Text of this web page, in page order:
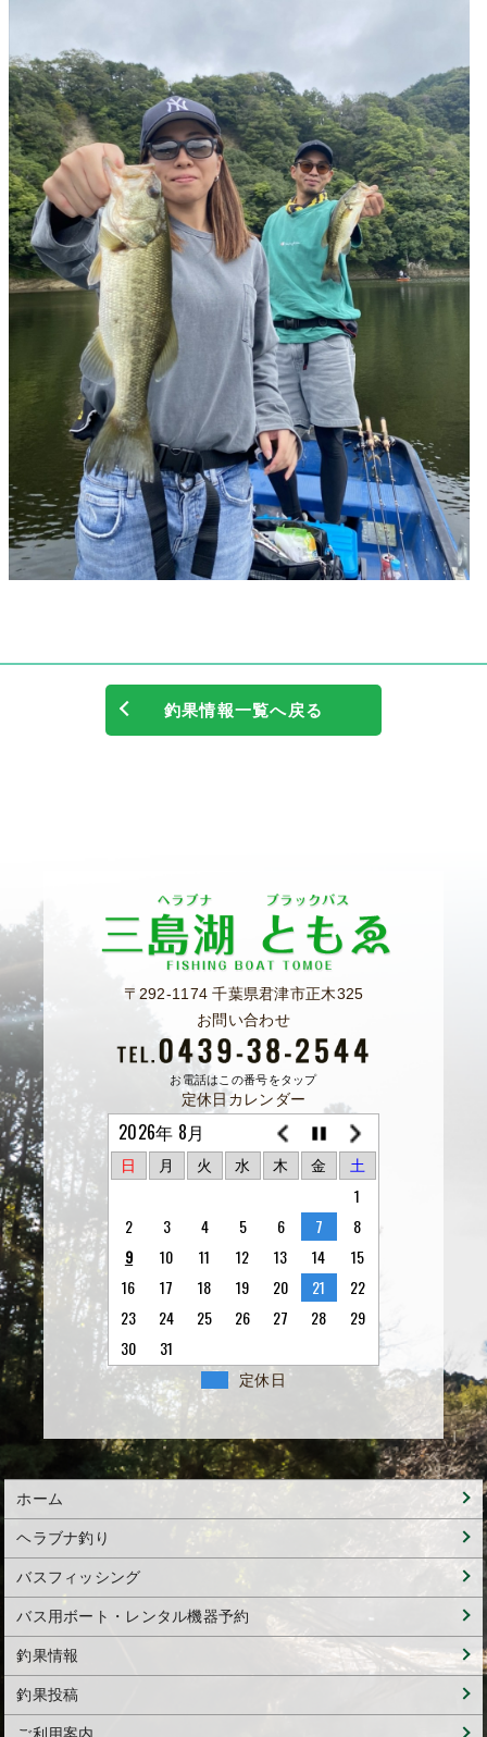
釣果情報一覧へ戻る
〒292-1174 千葉県君津市正木325
お問い合わせ
お電話はこの番号をタップ
定休日カレンダー
2026年 8月
日 月 火 水 木 金 土
1
2
3 4 5 6 7
8
9
10 11 12 13 14
15
16
17 18 19 20 21
22
23
24 25 26 27 28
29
30
31
定休日
ホーム
ヘラブナ釣り
バスフィッシング
バス用ボート・レンタル機器予約
釣果情報
釣果投稿
ご利用案内